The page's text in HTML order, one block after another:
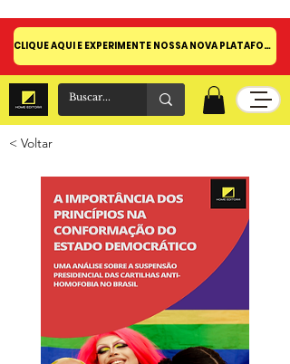
CLIQUE AQUI E EXPERIMENTE NOSSA NOVA PLATAFORMA!
< Voltar